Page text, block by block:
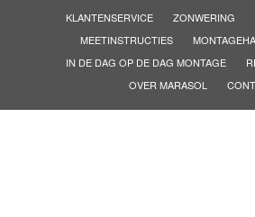
KLANTENSERVICE ZONWERING
MEETINSTRUCTIES
IN DE DAG OP DE DAG MONTAGE
OVER MARASOL